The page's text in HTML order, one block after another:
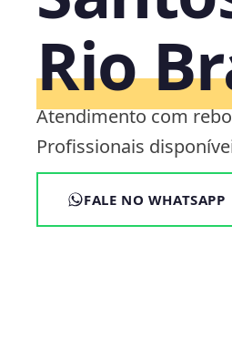
Rio
Atendimento com
Profissionais
FALE NO WHATSAPP